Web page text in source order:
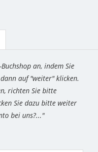
an, indem Sie
auf "weiter" klicken.
richten Sie bitte
Sie dazu bitte weiter
bei uns?..."